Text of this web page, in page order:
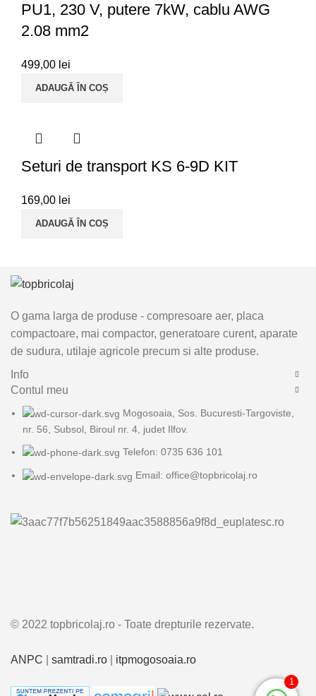
PU1, 230 V, putere 7kW, cablu AWG
2.08 mm2
499,00 lei
ADAUGĂ ÎN COȘ
Seturi de transport KS 6-9D KIT
169,00 lei
ADAUGĂ ÎN COȘ
O gama larga de produse - compresoare aer, placa
compactoare, mai compactor, generatoare curent, aparate
de sudura, utilaje agricole precum si alte produse.
Info
Contul meu
Mogosoaia, Sos. Bucuresti-Targoviste,
nr. 56, Subsol, Biroul nr. 4, judet Ilfov.
Telefon: 0735 636 101
Email: office@topbricolaj.ro
© 2022 topbricolaj.ro - Toate drepturile rezervate.
ANPC samtradi.ro itpmogosoaia.ro
1